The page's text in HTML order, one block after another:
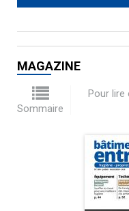
MAGAZINE
Sommaire
Pour lire